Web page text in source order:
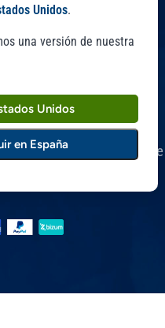
de compra
Política de
Unidos.
una versión de nuestra
Unidos
en España